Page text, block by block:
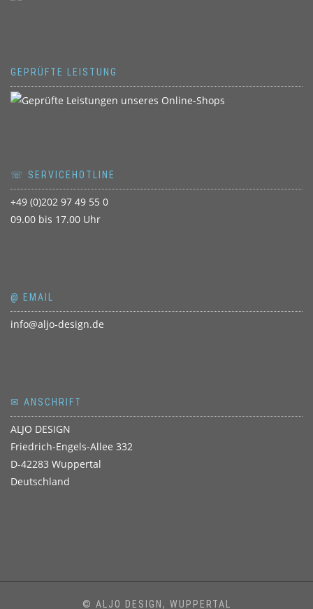
GEPRÜFTE LEISTUNG
☏ SERVICEHOTLINE
+49 (0)202 97 49 55 0
09.00 bis 17.00 Uhr
@ EMAIL
info@aljo-design.de
✉ ANSCHRIFT
ALJO DESIGN
Friedrich-Engels-Allee 332
D-42283 Wuppertal
Deutschland
© ALJO DESIGN, WUPPERTAL